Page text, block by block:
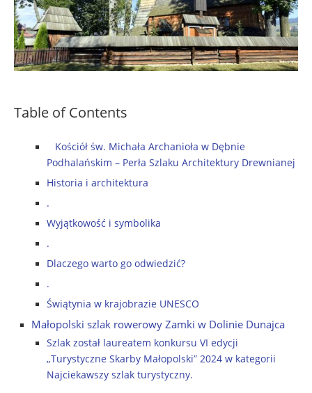
Table of Contents
Kościół św. Michała Archanioła w Dębnie
Podhalańskim – Perła Szlaku Architektury Drewnianej
Historia i architektura
.
Wyjątkowość i symbolika
.
Dlaczego warto go odwiedzić?
.
Świątynia w krajobrazie UNESCO
Małopolski szlak rowerowy Zamki w Dolinie Dunajca
Szlak został laureatem konkursu VI edycji
„Turystyczne Skarby Małopolski” 2024 w kategorii
Najciekawszy szlak turystyczny.